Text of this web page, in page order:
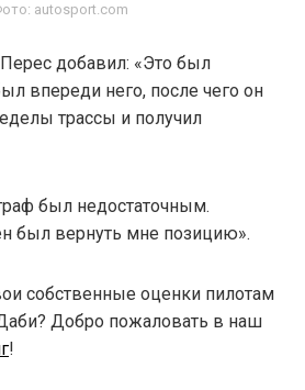
autosport.com
Перес добавил: «Это был
впереди него, после чего он
трассы и получил
был недостаточным.
был вернуть мне позицию».
собственные оценки пилотам
Добро пожаловать в наш
!